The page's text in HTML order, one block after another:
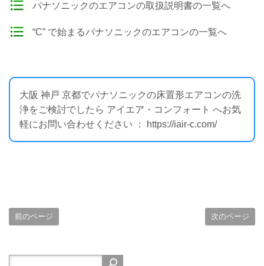
パナソニックのエアコンの取扱説明書の一覧へ
“C” で始まるパナソニックのエアコンの一覧へ
大阪 神戸 京都でパナソニックの床置形エアコンの洗
浄をご検討でしたら アイエア・コンフォート へお気
軽にお問い合わせください ： https://iair-c.com/
前のページ 次のページ